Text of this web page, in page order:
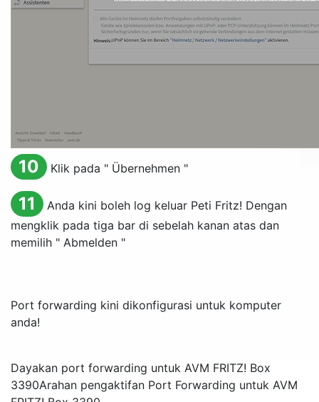
10 Klik pada " Übernehmen"
11
Anda kini boleh log keluar Peti Fritz! Dengan
mengklik pada tiga bar di sebelah kanan atas dan
memilih " Abmelden "
Port forwarding kini dikonfigurasi untuk komputer
anda!
Dayakan port forwarding untuk AVM FRITZ! Box
3390Arahan pengaktifan Port Forwarding untuk AVM